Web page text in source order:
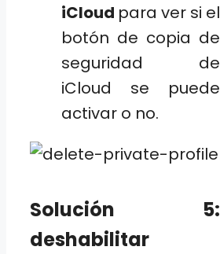
iCloud para ver si el
botón de copia de
seguridad de
iCloud se puede
activar o no.
Solución 5:
deshabilitar